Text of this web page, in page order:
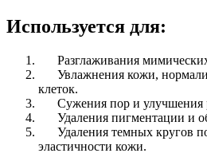
Используется для:
Разглаживания
Увлажнения кожи,
клеток.
Сужения пор и улучшения
Удаления пигментации и
Удаления темных кругов
эластичности кожи.